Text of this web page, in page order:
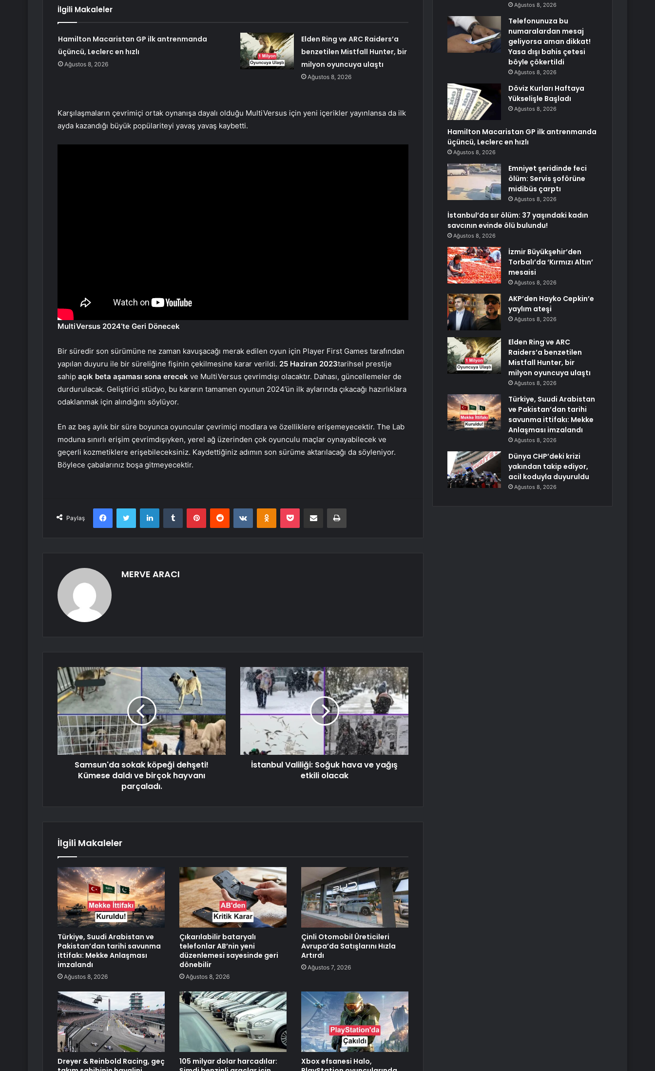
İlgili Makaleler
Hamilton Macaristan GP ilk antrenmanda
üçüncü, Leclerc en hızlı
Ağustos 8, 2026
Elden Ring ve ARC Raiders’a
benzetilen Mistfall Hunter, bir
milyon oyuncuya ulaştı
Ağustos 8, 2026
Karşılaşmaların çevrimiçi ortak oynanışa dayalı olduğu MultiVersus için yeni içerikler yayınlansa da ilk
ayda kazandığı büyük popülariteyi yavaş yavaş kaybetti.
MultiVersus 2024’te Geri Dönecek
Bir süredir son sürümüne ne zaman kavuşacağı merak edilen oyun için Player First Games tarafından
yapılan duyuru ile bir süreliğine fişinin çekilmesine karar verildi. 25 Haziran 2023tarihsel prestije
sahip açık beta aşaması sona erecek ve MultiVersus çevrimdışı olacaktır. Dahası, güncellemeler de
durdurulacak. Geliştirici stüdyo, bu kararın tamamen oyunun 2024’ün ilk aylarında çıkacağı hazırlıklara
odaklanmak için alındığını söylüyor.
En az beş aylık bir süre boyunca oyuncular çevrimiçi modlara ve özelliklere erişemeyecektir. The Lab
moduna sınırlı erişim çevrimdışıyken, yerel ağ üzerinden çok oyunculu maçlar oynayabilecek ve
geçerli kozmetiklere erişebileceksiniz. Kaydettiğiniz adımın son sürüme aktarılacağı da söyleniyor.
Böylece çabalarınız boşa gitmeyecektir.
Paylaş
FacebookTwitter LinkedInTumblr PinterestReddit VKontakteOdnoklassniki
Pocket E-Posta ile paylaş Yazdır
MERVE ARACI
Samsun'da sokak köpeği dehşeti!
Kümese daldı ve birçok hayvanı
parçaladı.
İstanbul Valiliği: Soğuk hava ve yağış
etkili olacak
İlgili Makaleler
Türkiye, Suudi Arabistan ve
Pakistan’dan tarihi savunma
ittifakı: Mekke Anlaşması
imzalandı
Ağustos 8, 2026
Çıkarılabilir bataryalı
telefonlar AB’nin yeni
düzenlemesi sayesinde geri
dönebilir
Ağustos 8, 2026
Çinli Otomobil Üreticileri
Avrupa’da Satışlarını Hızla
Artırdı
Ağustos 7, 2026
Dreyer & Reinbold Racing, geç
105 milyar dolar harcadılar:
Xbox efsanesi Halo,
Ağustos 8, 2026
Telefonunuza bu
numaralardan mesaj
geliyorsa aman dikkat!
Yasa dışı bahis çetesi
böyle çökertildi
Ağustos 8, 2026
Döviz Kurları Haftaya
Yükselişle Başladı
Ağustos 8, 2026
Hamilton Macaristan GP ilk antrenmanda
üçüncü, Leclerc en hızlı
Ağustos 8, 2026
Emniyet şeridinde feci
ölüm: Servis şoförüne
midibüs çarptı
Ağustos 8, 2026
İstanbul’da sır ölüm: 37 yaşındaki kadın
savcının evinde ölü bulundu!
Ağustos 8, 2026
İzmir Büyükşehir’den
Torbalı’da ‘Kırmızı Altın’
mesaisi
Ağustos 8, 2026
AKP’den Hayko Cepkin’e
yaylım ateşi
Ağustos 8, 2026
Elden Ring ve ARC
Raiders’a benzetilen
Mistfall Hunter, bir
milyon oyuncuya ulaştı
Ağustos 8, 2026
Türkiye, Suudi Arabistan
ve Pakistan’dan tarihi
savunma ittifakı: Mekke
Anlaşması imzalandı
Ağustos 8, 2026
Dünya CHP’deki krizi
yakından takip ediyor,
acil koduyla duyuruldu
Ağustos 8, 2026